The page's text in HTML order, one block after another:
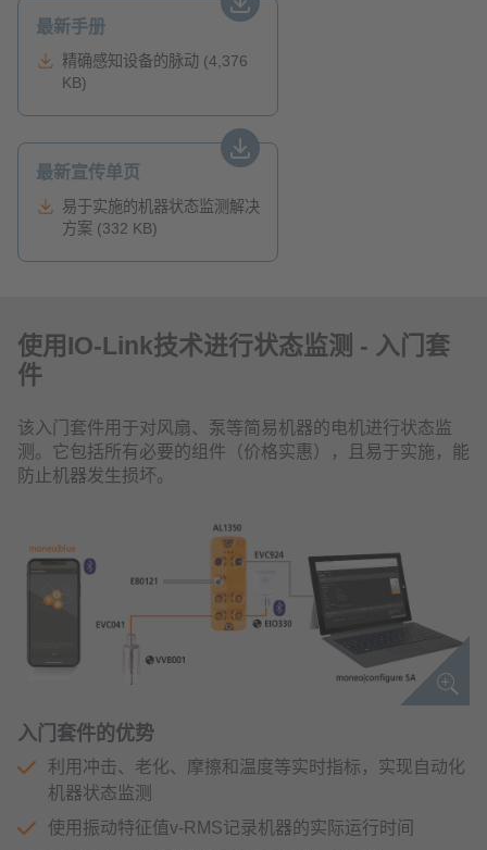
最新手册
精确感知设备的脉动 (4,376
KB)
最新宣传单页
易于实施的机器状态监测解决
方案 (332 KB)
使用IO-Link技术进行状态监测 - 入门套
件
该入门套件用于对风扇、泵等简易机器的电机进行状态监
测。它包括所有必要的组件（价格实惠），且易于实施，能
防止机器发生损坏。
入门套件的优势
利用冲击、老化、摩擦和温度等实时指标，实现自动化
机器状态监测
使用振动特征值v-RMS记录机器的实际运行时间